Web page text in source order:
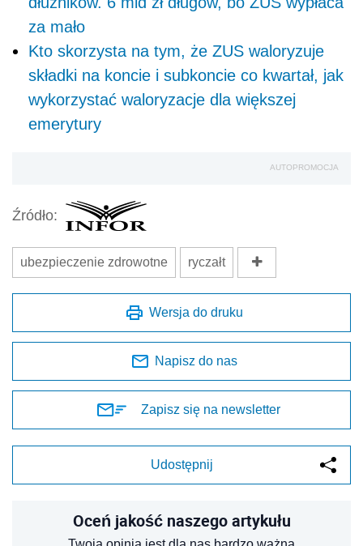
za mało
Kto skorzysta na tym, że ZUS waloryzuje
składki na koncie i subkoncie co kwartał, jak
wykorzystać waloryzacje dla większej
emerytury
AUTOPROMOCJA
Źródło:
ubezpieczenie zdrowotne ryczałt
Wersja do druku
Napisz do nas
Zapisz się na newsletter
Udostępnij
Oceń jakość naszego artykułu